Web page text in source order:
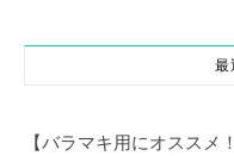
最
【バラマキ用にオスス